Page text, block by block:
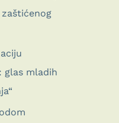
glas mladih